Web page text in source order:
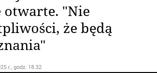
"Nie
że będą
r., godz. 18.32